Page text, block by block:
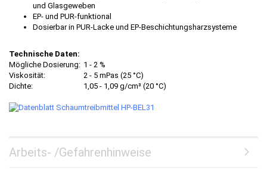
und Glasgeweben
EP- und PUR-funktional
Dosierbar in PUR-Lacke und EP-Beschichtungsharzsysteme
Technische Daten:
Mögliche Dosierung: 1 - 2 %
Viskosität:
2 - 5 mPas (25 °C)
Dichte:
1,05 - 1,09 g/cm³ (20 °C)
Arbeits- /Gefahrenhinweise